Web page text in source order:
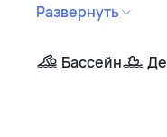
Развернуть
Бассейн